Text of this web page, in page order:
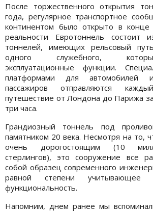
После торжественного открытия
года, регулярное транспортное
континентом было открыто в
реальности Евротоннель состоит
тоннелей, имеющих рельсовый
одного служебного,
эксплуатационные функции.
платформами для автомобилей
пассажиров отправляются
путешествие от Лондона до Парижа
три часа.
Грандиозный тоннель под
памятником 20 века. Несмотря на то,
очень дорогостоящим (10
стерлингов), это сооружение все
собой образец современного
равной степени учитывающее
функциональность.
Напомним, днем ранее мы